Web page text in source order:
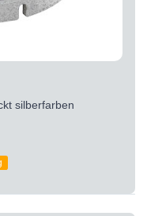
silberfarben